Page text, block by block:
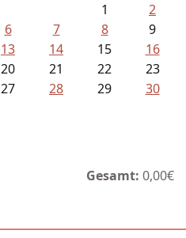
1
2
6 7 8
9
13 14 15
16
20 21 22
23
27 28 29
30
Gesamt: 0,00€